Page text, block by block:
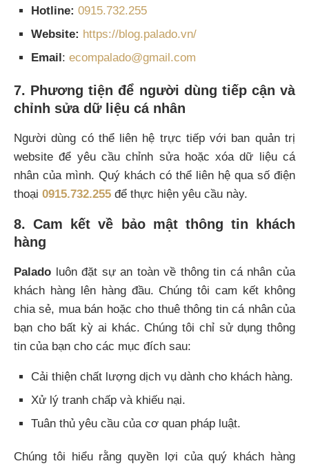
Hotline: 0915.732.255
Website: https://blog.palado.vn/
Email: ecompalado@gmail.com
7. Phương tiện để người dùng tiếp cận và
chỉnh sửa dữ liệu cá nhân
Người dùng có thể liên hệ trực tiếp với ban quản trị
website để yêu cầu chỉnh sửa hoặc xóa dữ liệu cá
nhân của mình. Quý khách có thể liên hệ qua số điện
thoại 0915.732.255 để thực hiện yêu cầu này.
8. Cam kết về bảo mật thông tin khách
hàng
Palado luôn đặt sự an toàn về thông tin cá nhân của
khách hàng lên hàng đầu. Chúng tôi cam kết không
chia sẻ, mua bán hoặc cho thuê thông tin cá nhân của
bạn cho bất kỳ ai khác. Chúng tôi chỉ sử dụng thông
tin của bạn cho các mục đích sau:
Cải thiện chất lượng dịch vụ dành cho khách hàng.
Xử lý tranh chấp và khiếu nại.
Tuân thủ yêu cầu của cơ quan pháp luật.
Chúng tôi hiểu rằng quyền lợi của quý khách hàng